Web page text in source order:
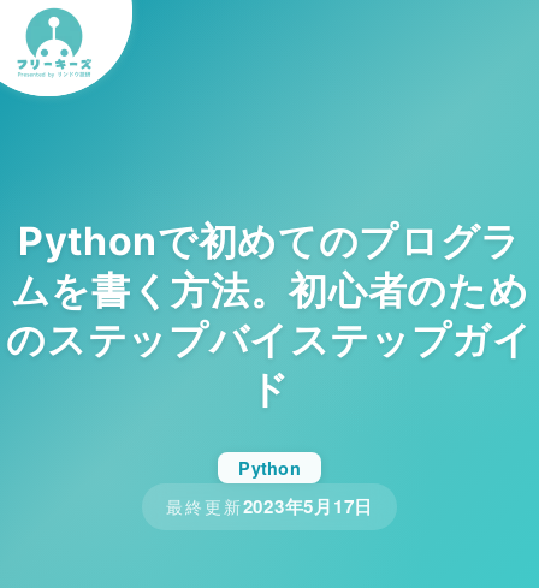
Pythonで初めてのプログラ
ムを書く方法。初心者のため
のステップバイステップガイ
ド
Python
最終更新2023年5月17日